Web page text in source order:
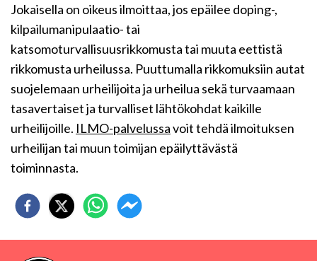
Jokaisella on oikeus ilmoittaa, jos epäilee doping-,
kilpailumanipulaatio- tai
katsomoturvallisuusrikkomusta tai muuta eettistä
rikkomusta urheilussa. Puuttumalla rikkomuksiin autat
suojelemaan urheilijoita ja urheilua sekä turvaamaan
tasavertaiset ja turvalliset lähtökohdat kaikille
urheilijoille. ILMO-palvelussavoit tehdä ilmoituksen
urheilijan tai muun toimijan epäilyttävästä
toiminnasta.